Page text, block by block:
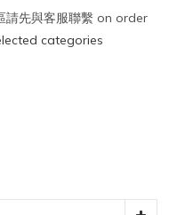
請先與客服聯繫 on order
categories